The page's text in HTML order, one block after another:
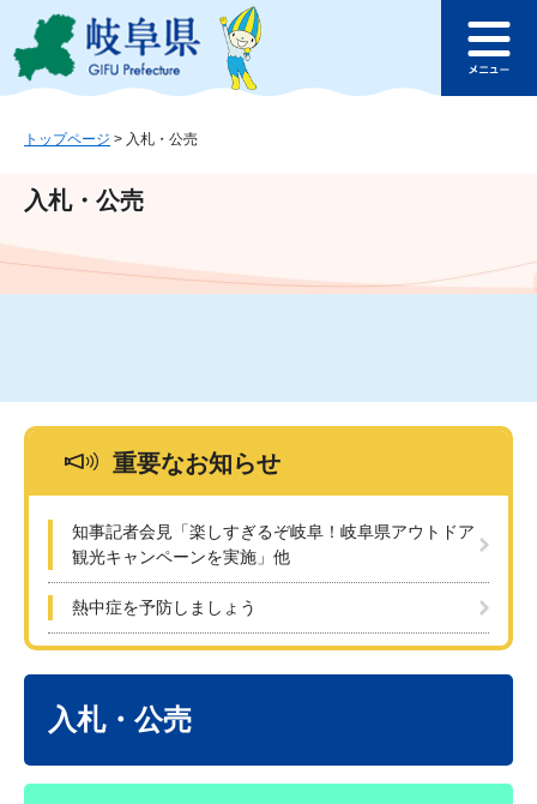
ジ
ュ
文
このページの本文へ
ュ
トップページ > 入札・公売
入札・公売
重要なお知らせ
知事記者会見「楽しすぎるぞ岐阜！岐阜県アウトドア
観光キャンペーンを実施」他
熱中症を予防しましょう
入札・公売